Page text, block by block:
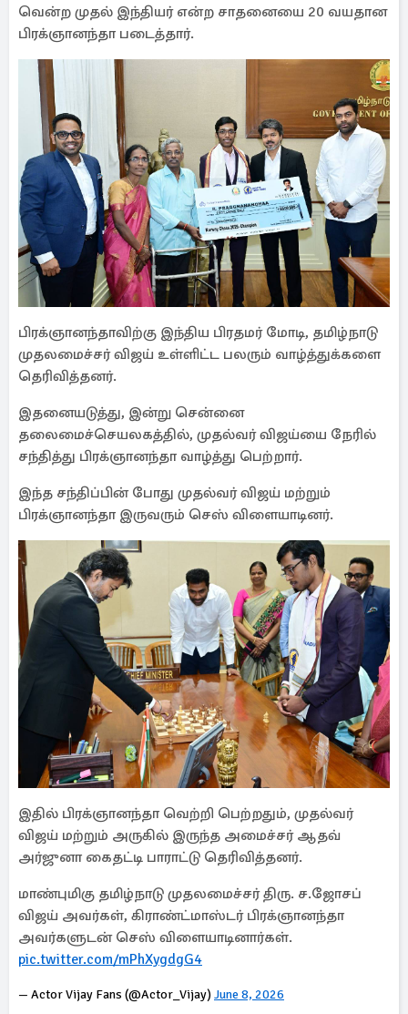
வென்ற முதல் இந்தியர் என்ற சாதனையை 20 வயதான
பிரக்ஞானந்தா படைத்தார்.
பிரக்ஞானந்தாவிற்கு இந்திய பிரதமர் மோடி, தமிழ்நாடு
முதலமைச்சர் விஜய் உள்ளிட்ட பலரும் வாழ்த்துக்களை
தெரிவித்தனர்.
இதனையடுத்து, இன்று சென்னை
தலைமைச்செயலகத்தில், முதல்வர் விஜய்யை நேரில்
சந்தித்து பிரக்ஞானந்தா வாழ்த்து பெற்றார்.
இந்த சந்திப்பின் போது முதல்வர் விஜய் மற்றும்
பிரக்ஞானந்தா இருவரும் செஸ் விளையாடினர்.
இதில் பிரக்ஞானந்தா வெற்றி பெற்றதும், முதல்வர்
விஜய் மற்றும் அருகில் இருந்த அமைச்சர் ஆதவ்
அர்ஜுனா கைதட்டி பாராட்டு தெரிவித்தனர்.
மாண்புமிகு தமிழ்நாடு முதலமைச்சர் திரு. ச.ஜோசப்
விஜய் அவர்கள், கிராண்ட்மாஸ்டர் பிரக்ஞானந்தா
அவர்களுடன் செஸ் விளையாடினார்கள்.
pic.twitter.com/mPhXygdgG4
— Actor Vijay Fans (@Actor_Vijay) June 8, 2026